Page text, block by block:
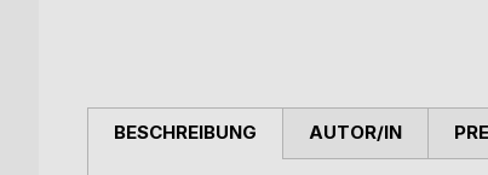
BESCHREIBUNG AUTOR/IN